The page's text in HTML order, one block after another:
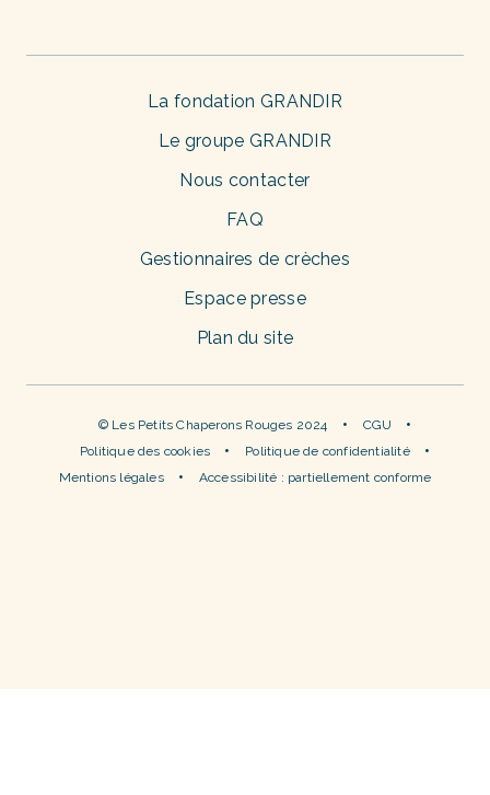
La fondation GRANDIR
Le groupe GRANDIR
Nous contacter
FAQ
Gestionnaires de crèches
Espace presse
Plan du site
© Les Petits Chaperons Rouges 2024
CGU
Politique des cookies
Politique de confidentialité
Mentions légales
Accessibilité : partiellement conforme